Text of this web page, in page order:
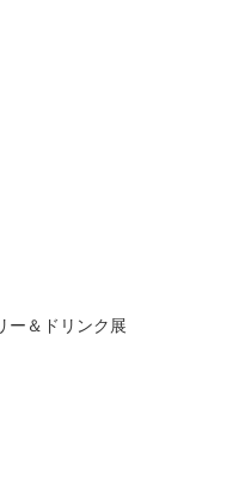
ー＆ドリンク展